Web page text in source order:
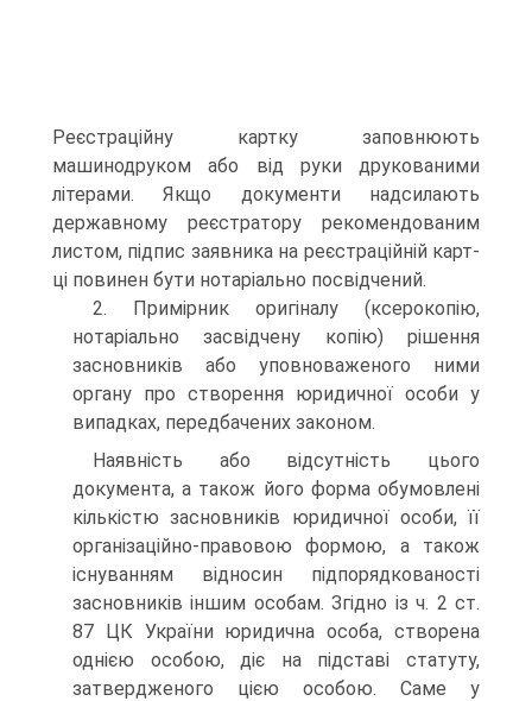
Реєстраційну картку запов­нюють
машинодруком або від руки друкованими
літерами. Якщо документи надсилають
державному реєстратору реко­мендованим
листом, підпис заявника на реєстраційній карт­
ці повинен бути нотаріально посвідчений.
2. Примірник оригіналу (ксерокопію,
нотаріально засві­дчену копію) рішення
засновників або уповноваженого ни­ми
органу про створення юридичної особи у
випадках, пе­редбачених законом.
Наявність або відсутність цього
документа, а також його форма обумовлені
кількістю засновників юридичної особи, її
організаційно-правовою формою, а також
існуванням від­носин підпорядкованості
засновників іншим особам. Згідно із ч. 2 ст.
87 ЦК України юридична особа, створена
однією особою, діє на підставі статуту,
затвердженого цією особою. Саме у